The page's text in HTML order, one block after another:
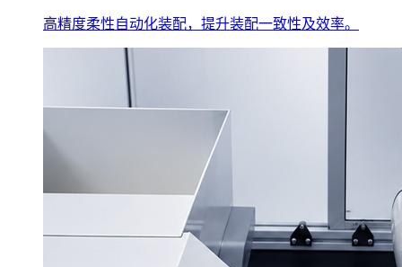
高精度柔性自动化装配，提升装配一致性及效率。